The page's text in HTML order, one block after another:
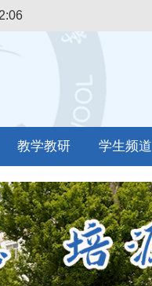
教学教研 学生频道